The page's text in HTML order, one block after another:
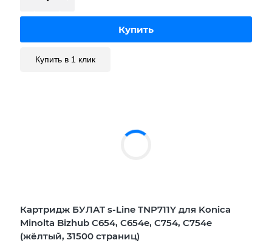
Купить в 1 клик
Картридж БУЛАТ s-Line TNP711Y для Konica
Minolta Bizhub C654, C654e, C754, C754e
(жёлтый, 31500 страниц)